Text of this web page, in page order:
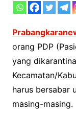
orang PDP
yang
Kecamatan/
harus bersabar
masing-masing.